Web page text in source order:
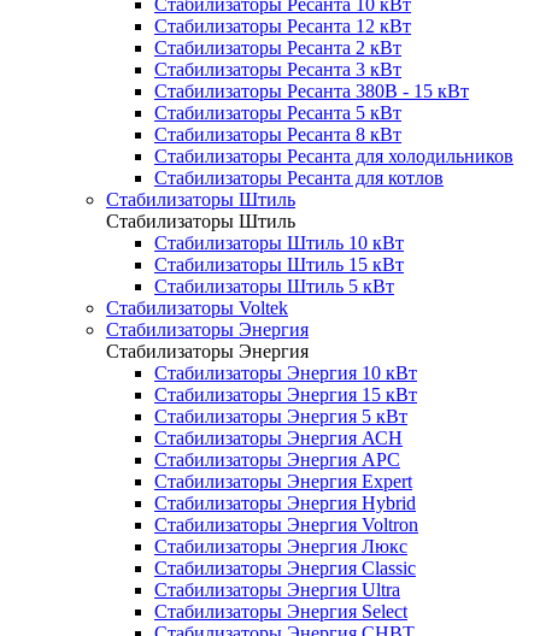
Стабилизаторы Ресанта 10 кВт
Стабилизаторы Ресанта 12 кВт
Стабилизаторы Ресанта 2 кВт
Стабилизаторы Ресанта 3 кВт
Стабилизаторы Ресанта 380В - 15 кВт
Стабилизаторы Ресанта 5 кВт
Стабилизаторы Ресанта 8 кВт
Стабилизаторы Ресанта для холодильников
Стабилизаторы Ресанта для котлов
Стабилизаторы Штиль
Стабилизаторы Штиль
Стабилизаторы Штиль 10 кВт
Стабилизаторы Штиль 15 кВт
Стабилизаторы Штиль 5 кВт
Стабилизаторы Voltek
Стабилизаторы Энергия
Стабилизаторы Энергия
Стабилизаторы Энергия 10 кВт
Стабилизаторы Энергия 15 кВт
Стабилизаторы Энергия 5 кВт
Стабилизаторы Энергия АСН
Стабилизаторы Энергия АРС
Стабилизаторы Энергия Expert
Стабилизаторы Энергия Hybrid
Стабилизаторы Энергия Voltron
Стабилизаторы Энергия Люкс
Стабилизаторы Энергия Classic
Стабилизаторы Энергия Ultra
Стабилизаторы Энергия Select